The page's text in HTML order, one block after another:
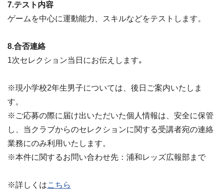
7.テスト内容
ゲームを中心に運動能力、スキルなどをテストします。
8.合否連絡
1次セレクション当日にお伝えします｡
※現小学校2年生男子については、後日ご案内いたしま
す。
※ご応募の際に届け出いただいた個人情報は、安全に保管
し、当クラブからのセレクションに関する受講者宛の連絡
業務にのみ利用いたします。
※本件に関するお問い合わせ先：浦和レッズ広報部まで
※詳しくはこちら